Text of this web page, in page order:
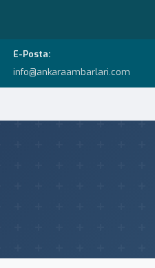
E-Posta:
info@ankaraambarlari.com